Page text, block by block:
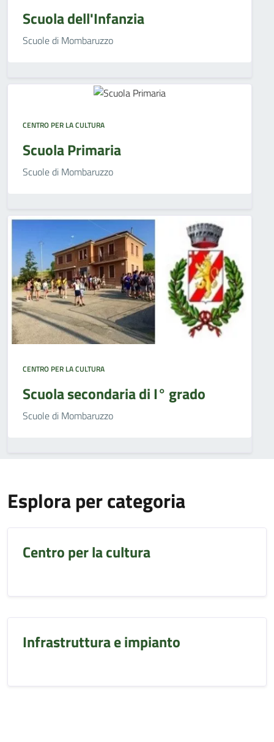
Scuola dell'Infanzia
Scuole di Mombaruzzo
CENTRO PER LA CULTURA
Scuola Primaria
Scuole di Mombaruzzo
CENTRO PER LA CULTURA
Scuola secondaria di I° grado
Scuole di Mombaruzzo
Esplora per categoria
Centro per la cultura
Infrastruttura e impianto